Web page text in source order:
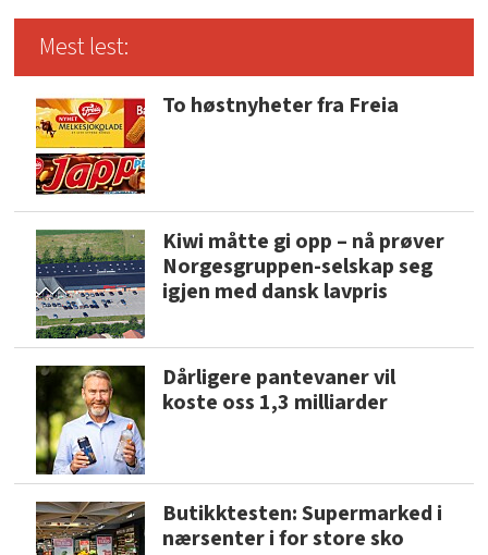
Mest lest:
To høstnyheter fra Freia
Kiwi måtte gi opp – nå prøver
Norgesgruppen-selskap seg
igjen med dansk lavpris
Dårligere pantevaner vil
koste oss 1,3 milliarder
Butikktesten: Supermarked i
nærsenter i for store sko